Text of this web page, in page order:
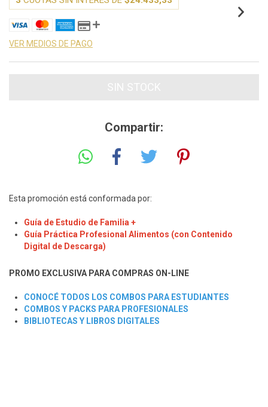
VER MEDIOS DE PAGO
Compartir:
Esta promoción está conformada por:
Guía de Estudio de Familia +
Guía Práctica Profesional Alimentos (con Contenido
Digital de Descarga)
PROMO EXCLUSIVA PARA COMPRAS ON-LINE
CONOCÉ TODOS LOS COMBOS PARA ESTUDIANTES
COMBOS Y PACKS PARA PROFESIONALES
BIBLIOTECAS Y LIBROS DIGITALES